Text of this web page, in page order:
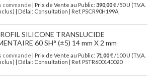
commande | Prix de Vente au Public: 390,00€ /50 U (T.V.A.
| Délai: Consultation | Ref. PSCR90H199A
SILICONE TRANSLUCIDE
60 SH° (±5) 14 mm X 2 mm
commande | Prix de Vente au Public: 71,00€ /100 U (T.V.A.
| Délai: Consultation | Ref. PSTR600140020